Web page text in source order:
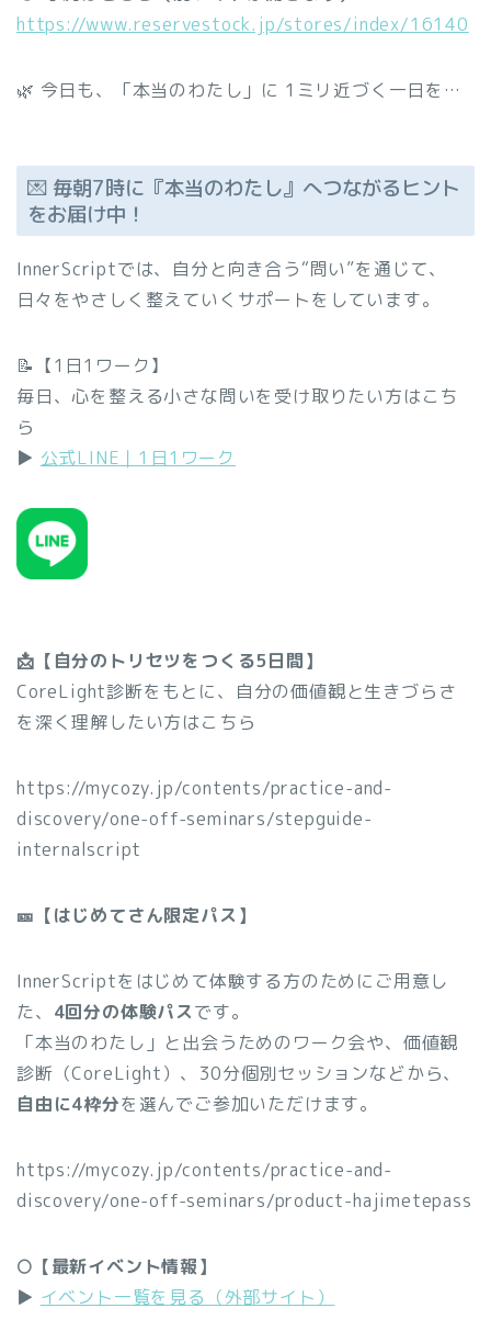
https://www.reservestock.jp/stores/index/16140
🌿 今日も、「本当のわたし」に 1ミリ近づく一日を…
💌 毎朝7時に『本当のわたし』へつながるヒント
をお届け中！
InnerScriptでは、自分と向き合う“問い”を通じて、
日々をやさしく整えていくサポートをしています。
📝【1日1ワーク】
毎日、心を整える小さな問いを受け取りたい方はこち
ら
▶︎ 公式LINE｜1日1ワーク
📩【自分のトリセツをつくる5日間】
CoreLight診断をもとに、自分の価値観と生きづらさ
を深く理解したい方はこちら
https://mycozy.jp/contents/practice-and-
discovery/one-off-seminars/stepguide-
internalscript
🎫【はじめてさん限定パス】
InnerScriptをはじめて体験する方のためにご用意し
た、 4回分の体験パスです。
「本当のわたし」と出会うためのワーク会や、価値観
診断（CoreLight）、30分個別セッションなどから、
自由に4枠分を選んでご参加いただけます。
https://mycozy.jp/contents/practice-and-
discovery/one-off-seminars/product-hajimetepass
🌕【最新イベント情報】
▶︎ イベント一覧を見る（外部サイト）